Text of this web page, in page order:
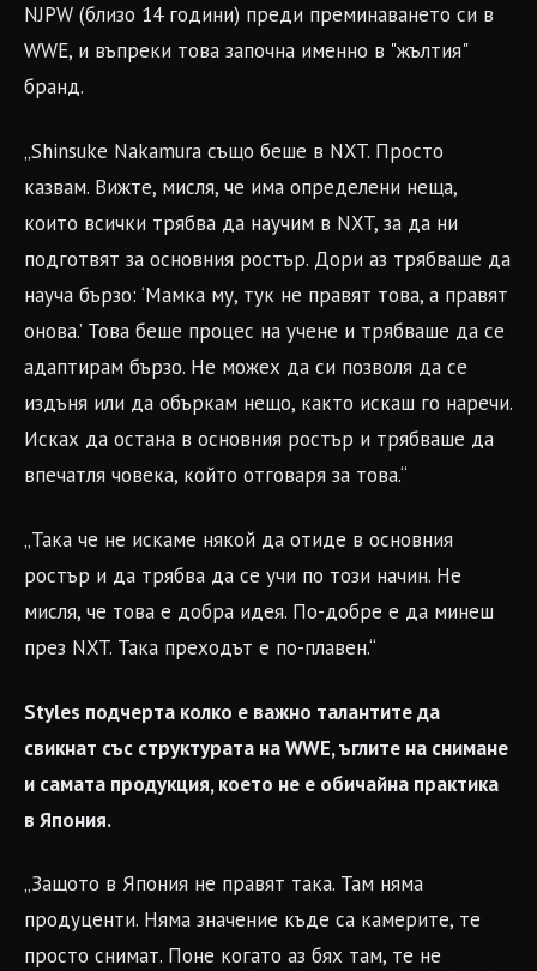
NJPW (близо 14 години) преди преминаването си в
WWE, и въпреки това започна именно в "жълтия"
бранд.
„Shinsuke Nakamura също беше в NXT. Просто
казвам. Вижте, мисля, че има определени неща,
които всички трябва да научим в NXT, за да ни
подготвят за основния ростър. Дори аз трябваше да
науча бързо: ‘Мамка му, тук не правят това, а правят
онова.’ Това беше процес на учене и трябваше да се
адаптирам бързо. Не можех да си позволя да се
издъня или да объркам нещо, както искаш го наречи.
Исках да остана в основния ростър и трябваше да
впечатля човека, който отговаря за това.“
„Така че не искаме някой да отиде в основния
ростър и да трябва да се учи по този начин. Не
мисля, че това е добра идея. По-добре е да минеш
през NXT. Така преходът е по-плавен.“
Styles подчерта колко е важно талантите да
свикнат със структурата на WWE, ъглите на снимане
и самата продукция, което не е обичайна практика
в Япония.
„Защото в Япония не правят така. Там няма
продуценти. Няма значение къде са камерите, те
просто снимат. Поне когато аз бях там, те не